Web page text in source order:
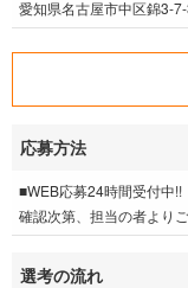
愛知県名古屋市中区錦3-
応募方法
■WEB応募24時間受付中!!
確認次第、担当の者より
選考の流れ